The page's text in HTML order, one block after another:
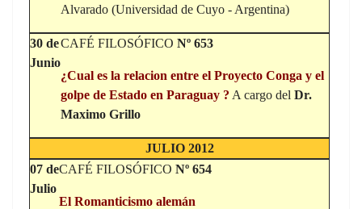
Alvarado (Universidad de Cuyo - Argentina)
30 de
Junio
CAFÉ FILOSÓFICO Nº 653
¿Cual es la relacion entre el Proyecto Conga y el
golpe de Estado en Paraguay ? A cargo del Dr.
Maximo Grillo
JULIO 2012
07 de
Julio
CAFÉ FILOSÓFICO Nº 654
El Romanticismo alemán